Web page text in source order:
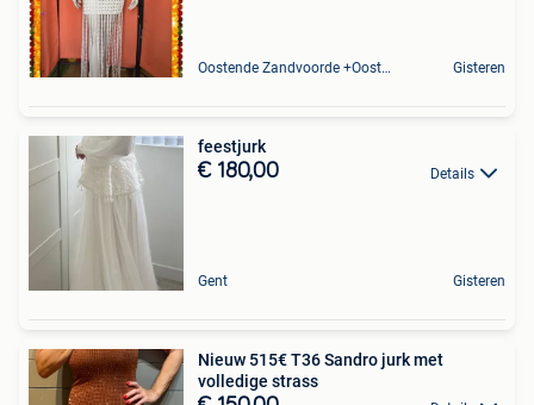
Oostende Zandvoorde +Oostende Gisteren
feestjurk
€ 180,00 Details
Gent Gisteren
Nieuw 515€ T36 Sandro jurk met
volledige strass